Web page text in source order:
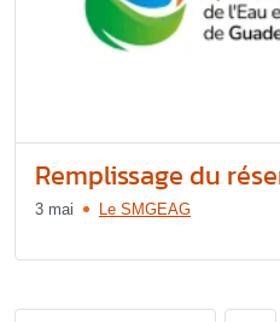
Remplissage du
3 mai Le SMGEAG